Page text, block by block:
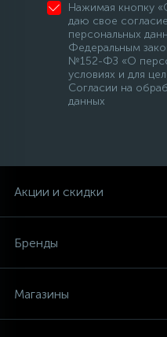
Нажимая кнопку
даю свое
персональных
Федеральным
№152-ФЗ «О
условиях и для
Согласии на
данных
Акции и скидки
Бренды
Магазины